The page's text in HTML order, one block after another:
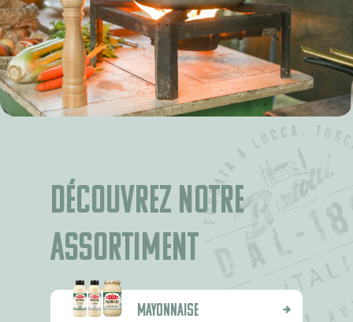
Découvrez notre
assortiment
Mayonnaise
Actualités
Recettes
Produits
À propos de
Trucs et astuces
Où acheter
FR (BE)
NL (NL)